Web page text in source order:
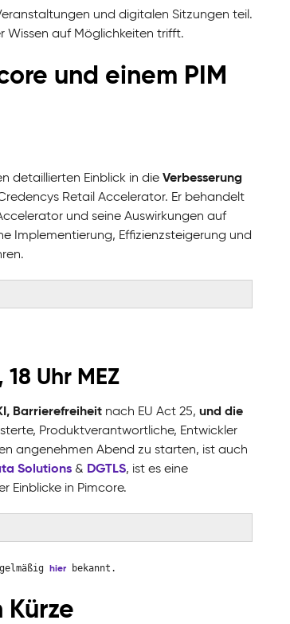
und digitalen Sitzungen teil.
Wissen auf Möglichkeiten trifft.
und einem PIM
detaillierten Einblick in die Verbesserung
Retail Accelerator. Er behandelt
und seine Auswirkungen auf
Implementierung, Effizienzsteigerung und
Uhr MEZ
Barrierefreiheitnach EU Act 25, und die
Produktverantwortliche, Entwickler
angenehmen Abend zu starten, ist auch
Solutions& DGTLS, ist es eine
Einblicke in Pimcore.
hierbekannt.